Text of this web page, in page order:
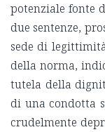
potenziale fonte
due sentenze,
sede di
della norma,
tutela della
di una condotta
crudelmente